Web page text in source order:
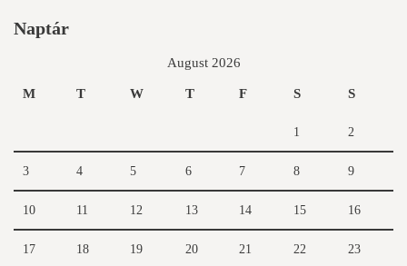
Naptár
August 2026
M T W T F S S
1 2
3 4 5 6 7 8 9
10 11 12 13 14 15 16
17 18 19 20 21 22 23